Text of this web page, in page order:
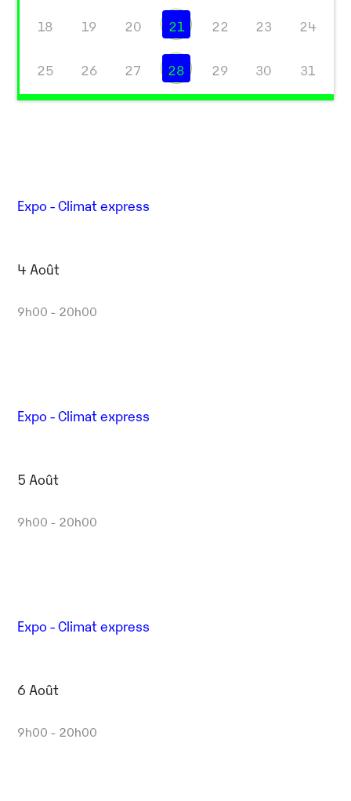
18 19 20 21 22 23 24
25 26 27 28 29 30 31
Expo - Climat express
4 Août
9h00 - 20h00
Expo - Climat express
5 Août
9h00 - 20h00
Expo - Climat express
6 Août
9h00 - 20h00